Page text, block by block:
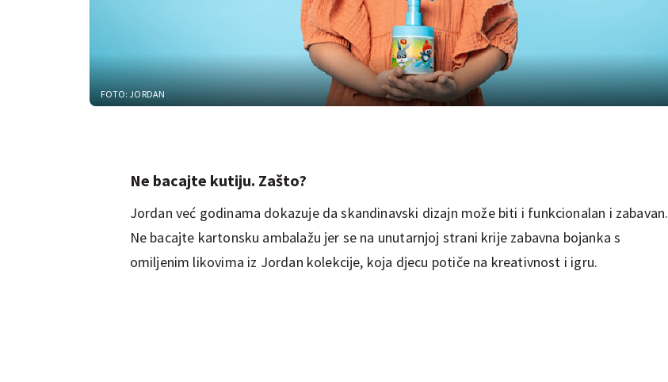
FOTO: JORDAN
Ne bacajte kutiju. Zašto?
Jordan već godinama dokazuje da skandinavski dizajn može biti i funkcionalan i zabavan.
Ne bacajte kartonsku ambalažu jer se na unutarnjoj strani krije zabavna bojanka s
omiljenim likovima iz Jordan kolekcije, koja djecu potiče na kreativnost i igru.